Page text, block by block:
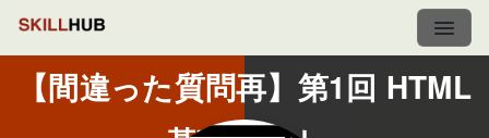
【間違った質問再】第1回 HTML